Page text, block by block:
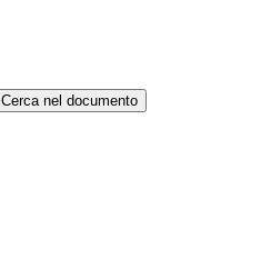
Cerca nel documento